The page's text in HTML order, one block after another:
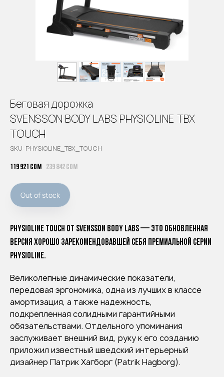
Беговая дорожка
SVENSSON BODY LABS PHYSIOLINE TBX
TOUCH
SKU: PHYSIOLINE_TBX_TOUCH
119 921 сом 239 842сом
Out of stock
PHYSIOLINE TOUCH от SVENSSON BODY LABS — это обновленная
версия хорошо зарекомендовавшей себя премиальной серии
PHYSIOLINE.
Великолепные динамические показатели,
передовая эргономика, одна из лучших в классе
амортизация, а также надежность,
подкрепленная солидными гарантийными
обязательствами. Отдельного упоминания
заслуживает внешний вид, руку к его созданию
приложил известный шведский интерьерный
дизайнер Патрик Хагборг (Patrik Hagborg).